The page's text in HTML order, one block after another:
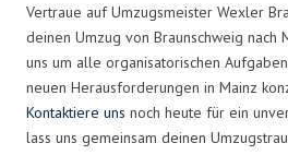
Vertraue auf Umzugsmeister Wexler
deinen Umzug von Braunschweig nach
uns um alle organisatorischen
neuen Herausforderungen in Mainz
Kontaktiere uns noch heute für ein
lass uns gemeinsam deinen